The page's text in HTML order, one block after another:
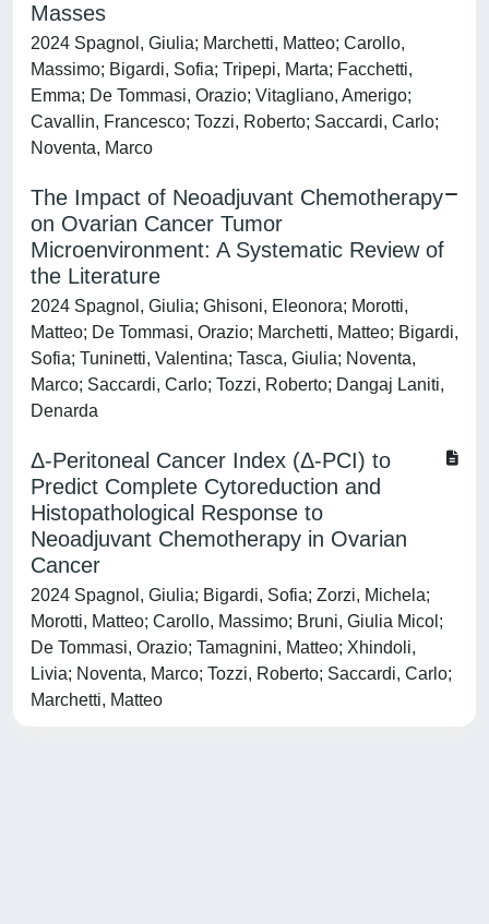
Masses
2024 Spagnol, Giulia; Marchetti, Matteo; Carollo,
Massimo; Bigardi, Sofia; Tripepi, Marta; Facchetti,
Emma; De Tommasi, Orazio; Vitagliano, Amerigo;
Cavallin, Francesco; Tozzi, Roberto; Saccardi, Carlo;
Noventa, Marco
The Impact of Neoadjuvant Chemotherapy
on Ovarian Cancer Tumor
Microenvironment: A Systematic Review of
the Literature
2024 Spagnol, Giulia; Ghisoni, Eleonora; Morotti,
Matteo; De Tommasi, Orazio; Marchetti, Matteo; Bigardi,
Sofia; Tuninetti, Valentina; Tasca, Giulia; Noventa,
Marco; Saccardi, Carlo; Tozzi, Roberto; Dangaj Laniti,
Denarda
Δ-Peritoneal Cancer Index (Δ-PCI) to
Predict Complete Cytoreduction and
Histopathological Response to
Neoadjuvant Chemotherapy in Ovarian
Cancer
2024 Spagnol, Giulia; Bigardi, Sofia; Zorzi, Michela;
Morotti, Matteo; Carollo, Massimo; Bruni, Giulia Micol;
De Tommasi, Orazio; Tamagnini, Matteo; Xhindoli,
Livia; Noventa, Marco; Tozzi, Roberto; Saccardi, Carlo;
Marchetti, Matteo